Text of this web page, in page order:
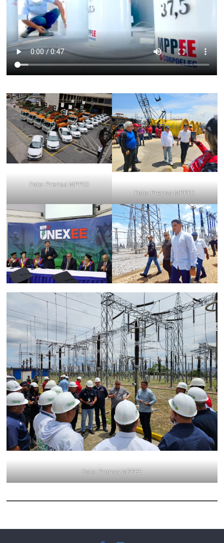
Foto: Prensa MPPEE
Foto: Prensa MPPEE
Foto: Prensa MPPEE